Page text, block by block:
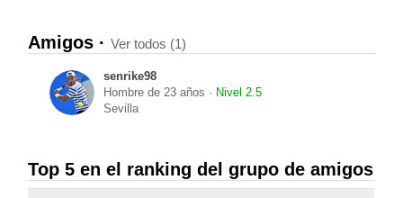
Amigos ·Ver todos (1)
senrike98
Hombre de 23 años · Nivel 2.5
Sevilla
Top 5 en el ranking del grupo de amigos